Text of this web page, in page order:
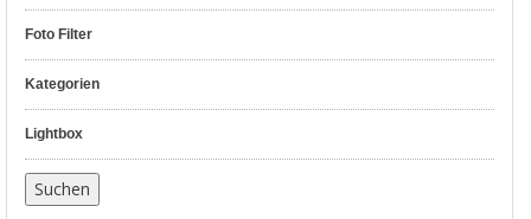
Foto Filter
Kategorien
Lightbox